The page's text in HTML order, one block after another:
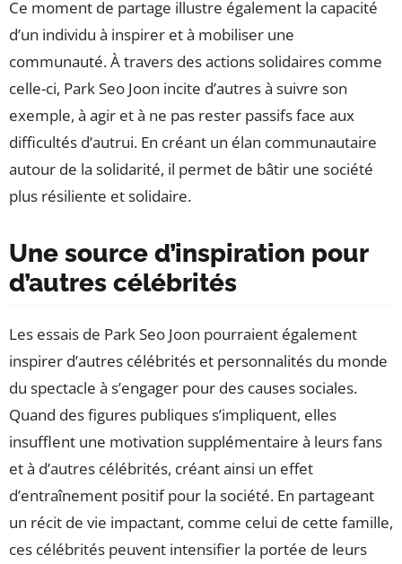
Ce moment de partage illustre également la capacité
d’un individu à inspirer et à mobiliser une
communauté. À travers des actions solidaires comme
celle-ci, Park Seo Joon incite d’autres à suivre son
exemple, à agir et à ne pas rester passifs face aux
difficultés d’autrui. En créant un élan communautaire
autour de la solidarité, il permet de bâtir une société
plus résiliente et solidaire.
Une source d’inspiration pour
d’autres célébrités
Les essais de Park Seo Joon pourraient également
inspirer d’autres célébrités et personnalités du monde
du spectacle à s’engager pour des causes sociales.
Quand des figures publiques s’impliquent, elles
insufflent une motivation supplémentaire à leurs fans
et à d’autres célébrités, créant ainsi un effet
d’entraînement positif pour la société. En partageant
un récit de vie impactant, comme celui de cette famille,
ces célébrités peuvent intensifier la portée de leurs